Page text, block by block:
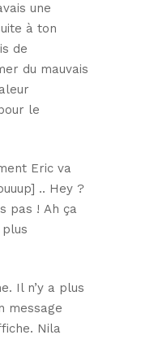
une
à ton
de
du mauvais
le
Eric va
.. Hey ?
pas ! Ah ça
Il n’y a plus
message
Nila